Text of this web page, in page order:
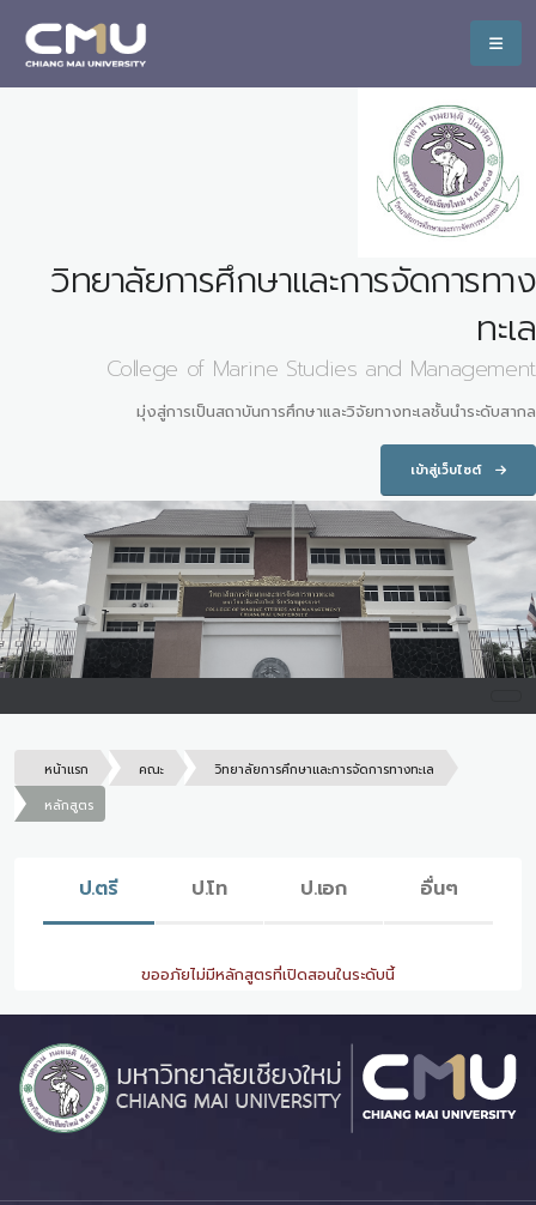
วิทยาลัยการศึกษาและการจัดการทาง
ทะเล
College of Marine Studies and Management
มุ่งสู่การเป็นสถาบันการศึกษาและวิจัยทางทะเลชั้นนำระดับสากล
เข้าสู่เว็บไซต์
หน้าแรก คณะ
วิทยาลัยการศึกษาและการจัดการทางทะเล
หลักสูตร
ป.ตรี ป.โท ป.เอก อื่นๆ
ขออภัยไม่มีหลักสูตรที่เปิดสอนในระดับนี้